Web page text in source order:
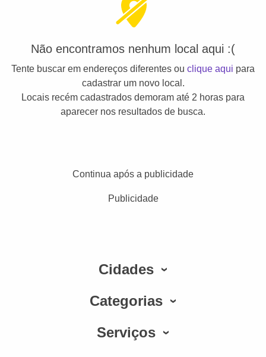
Não encontramos nenhum local aqui :(
Tente buscar em endereços diferentes ou clique aqui para
cadastrar um novo local.
Locais recém cadastrados demoram até 2 horas para
aparecer nos resultados de busca.
Continua após a publicidade
Publicidade
Cidades
Categorias
Serviços